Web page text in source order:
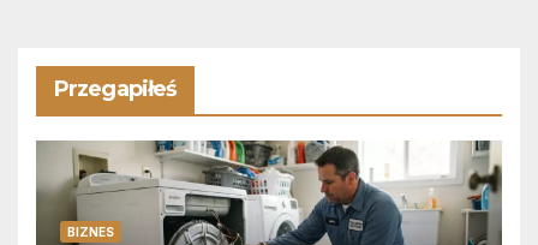
Przegapiłeś
BIZNES